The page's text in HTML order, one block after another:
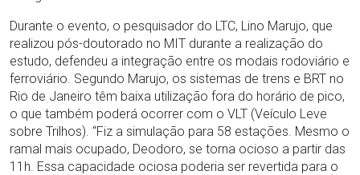
Durante o evento, o pesquisador do LTC, Lino Marujo, que
realizou pós-doutorado no MIT durante a realização do
estudo, defendeu a integração entre os modais rodoviário e
ferroviário. Segundo Marujo, os sistemas de trens e BRT no
Rio de Janeiro têm baixa utilização fora do horário de pico,
o que também poderá ocorrer com o VLT (Veículo Leve
sobre Trilhos). “Fiz a simulação para 58 estações. Mesmo o
ramal mais ocupado, Deodoro, se torna ocioso a partir das
11h. Essa capacidade ociosa poderia ser revertida para o